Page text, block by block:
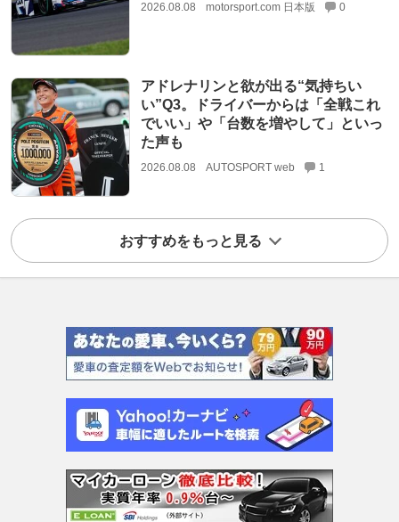
2026.08.08 motorsport.com 日本版 0
アドレナリンと欲が出る“気持ちい
い”Q3。ドライバーからは「全戦これ
でいい」や「台数を増やして」といっ
た声も
2026.08.08 AUTOSPORT web 1
おすすめをもっと見る